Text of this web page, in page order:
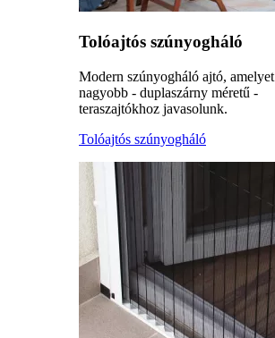
Tolóajtós szúnyogháló
Modern szúnyogháló ajtó, amelyet
nagyobb - duplaszárny méretű -
teraszajtókhoz javasolunk.
Tolóajtós szúnyogháló